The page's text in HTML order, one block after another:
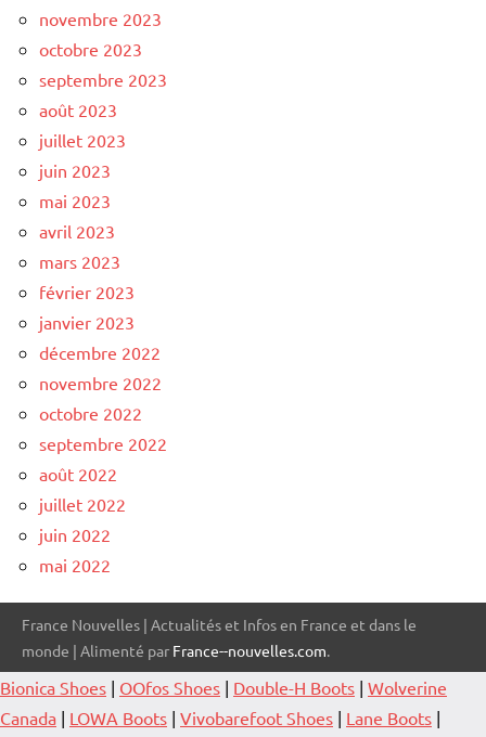
novembre 2023
octobre 2023
septembre 2023
août 2023
juillet 2023
juin 2023
mai 2023
avril 2023
mars 2023
février 2023
janvier 2023
décembre 2022
novembre 2022
octobre 2022
septembre 2022
août 2022
juillet 2022
juin 2022
mai 2022
France Nouvelles | Actualités et Infos en France et dans le
monde | Alimenté par France--nouvelles.com.
Bionica Shoes | OOfos Shoes | Double-H Boots | Wolverine
Canada | LOWA Boots | Vivobarefoot Shoes | Lane Boots |